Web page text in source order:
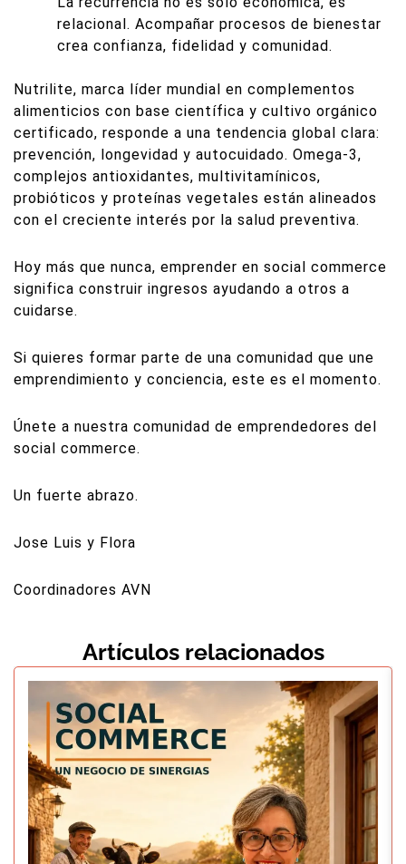
relacional. Acompañar procesos de bienestar
crea confianza, fidelidad y comunidad.
Nutrilite, marca líder mundial en complementos
alimenticios con base científica y cultivo orgánico
certificado, responde a una tendencia global clara:
prevención, longevidad y autocuidado. Omega-3,
complejos antioxidantes, multivitamínicos,
probióticos y proteínas vegetales están alineados
con el creciente interés por la salud preventiva.
Hoy más que nunca, emprender en social commerce
significa construir ingresos ayudando a otros a
cuidarse.
Si quieres formar parte de una comunidad que une
emprendimiento y conciencia, este es el momento.
Únete a nuestra comunidad de emprendedores del
social commerce.
Un fuerte abrazo.
Jose Luis y Flora
Coordinadores AVN
Artículos relacionados